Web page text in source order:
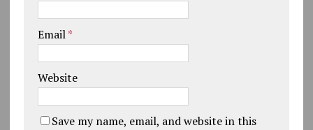
Email*
Website
Save my name, email, and website in this